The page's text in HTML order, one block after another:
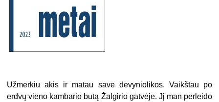
Užmerkiu akis ir matau save devyniolikos. Vaikštau po
erdvų vieno kambario butą Žalgirio gatvėje. Jį man perleido